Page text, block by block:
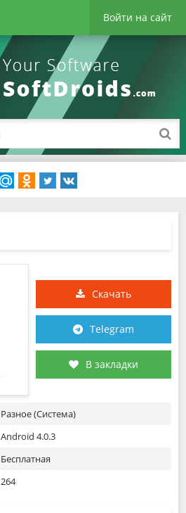
Войти на сайт
Скачать
Telegram
В закладки
Разное (Система)
Android 4.0.3
Бесплатная
264